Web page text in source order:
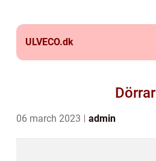
ULVECO.dk
Dörrar
06 march 2023 admin